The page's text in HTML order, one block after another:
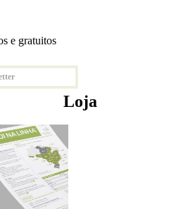
e gratuitos
Loja